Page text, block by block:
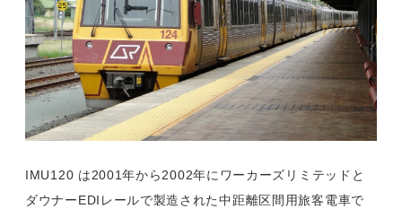
IMU120 は2001年から2002年にワーカーズリミテッドと
ダウナーEDIレールで製造された中距離区間用旅客電車で